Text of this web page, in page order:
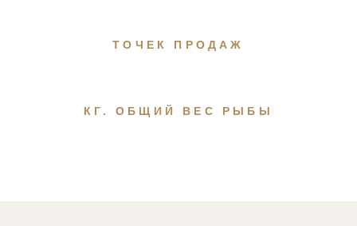
ТОЧЕК ПРОДАЖ
КГ. ОБЩИЙ ВЕС РЫБЫ